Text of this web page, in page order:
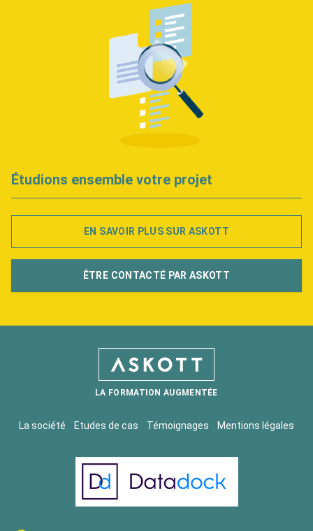
Étudions ensemble votre projet
EN SAVOIR PLUS SUR ASKOTT
ÊTRE CONTACTÉ PAR ASKOTT
LA FORMATION AUGMENTÉE
La société Etudes de cas Témoignages Mentions légales